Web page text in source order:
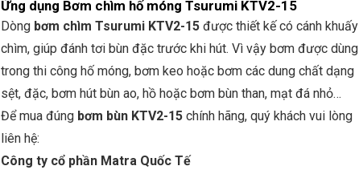
Ứng dụng Bơm chìm hố móng Tsurumi KTV2-15
Dòng bơm chìm Tsurumi KTV2-15 được thiết kế có cánh khuấy
chìm, giúp đánh tơi bùn đặc trước khi hút. Vì vậy bơm được dùng
trong thi công hố móng, bơm keo hoặc bơm các dung chất dạng
sệt, đặc, bơm hút bùn ao, hồ hoặc bơm bùn than, mạt đá nhỏ…
Để mua đúng bơm bùn KTV2-15 chính hãng, quý khách vui lòng
liên hệ:
Công ty cổ phần Matra Quốc Tế